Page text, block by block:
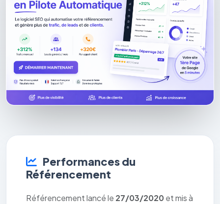
Performances du
Référencement
Référencement lancé le 27/03/2020 et mis à